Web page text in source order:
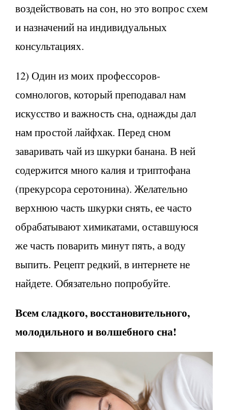
воздействовать на сон, но это вопрос схем
и назначений на индивидуальных
консультациях.
12) Один из моих профессоров-
сомнологов, который преподавал нам
искусство и важность сна, однажды дал
нам простой лайфхак. Перед сном
заваривать чай из шкурки банана. В ней
содержится много калия и триптофана
(прекурсора серотонина). Желательно
верхнюю часть шкурки снять, ее часто
обрабатывают химикатами, оставшуюся
же часть поварить минут пять, а воду
выпить. Рецепт редкий, в интернете не
найдете. Обязательно попробуйте.
Всем сладкого, восстановительного,
молодильного и волшебного сна!